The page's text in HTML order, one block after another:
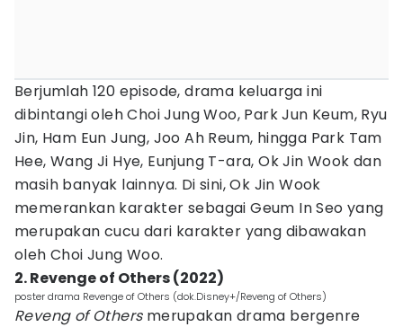
Berjumlah 120 episode, drama keluarga ini
dibintangi oleh Choi Jung Woo, Park Jun Keum, Ryu
Jin, Ham Eun Jung, Joo Ah Reum, hingga Park Tam
Hee, Wang Ji Hye, Eunjung T-ara, Ok Jin Wook dan
masih banyak lainnya. Di sini, Ok Jin Wook
memerankan karakter sebagai Geum In Seo yang
merupakan cucu dari karakter yang dibawakan
oleh Choi Jung Woo.
2. Revenge of Others (2022)
poster drama Revenge of Others (dok.Disney+/Reveng of Others)
Reveng of Othersmerupakan drama bergenre